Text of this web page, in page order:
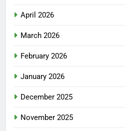
April 2026
March 2026
February 2026
January 2026
December 2025
November 2025